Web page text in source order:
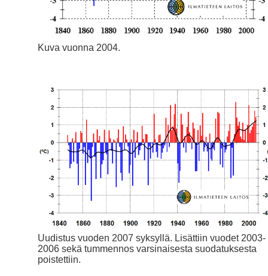
Kuva vuonna 2004.
Uudistus vuoden 2007 syksyllä. Lisättiin vuodet 2003-
2006 sekä tummennos varsinaisesta suodatuksesta
poistettiin.